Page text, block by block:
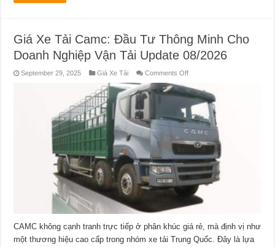
Giá Xe Tải Camc: Đầu Tư Thông Minh Cho
Doanh Nghiệp Vận Tải Update 08/2026
September 29, 2025 Giá Xe Tải Comments Offon
Xe
Tải
Camc:
Đầu
Tư
Thông
Minh
Doanh
Nghiệp
Vận
Tải
Update
08/2026
CAMC không cạnh tranh trực tiếp ở phân khúc giá rẻ, mà định vị như
một thương hiệu cao cấp trong nhóm xe tải Trung Quốc. Đây là lựa